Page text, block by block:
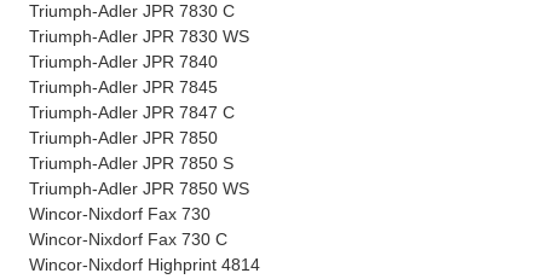
Triumph-Adler JPR 7830 C
Triumph-Adler JPR 7830 WS
Triumph-Adler JPR 7840
Triumph-Adler JPR 7845
Triumph-Adler JPR 7847 C
Triumph-Adler JPR 7850
Triumph-Adler JPR 7850 S
Triumph-Adler JPR 7850 WS
Wincor-Nixdorf Fax 730
Wincor-Nixdorf Fax 730 C
Wincor-Nixdorf Highprint 4814